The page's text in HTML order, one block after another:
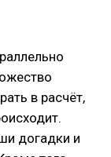
в расчёт,
догадки и